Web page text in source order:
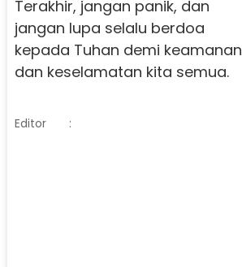
Terakhir, jangan panik, dan
jangan lupa selalu berdoa
kepada Tuhan demi keamanan
dan keselamatan kita semua.
Editor :